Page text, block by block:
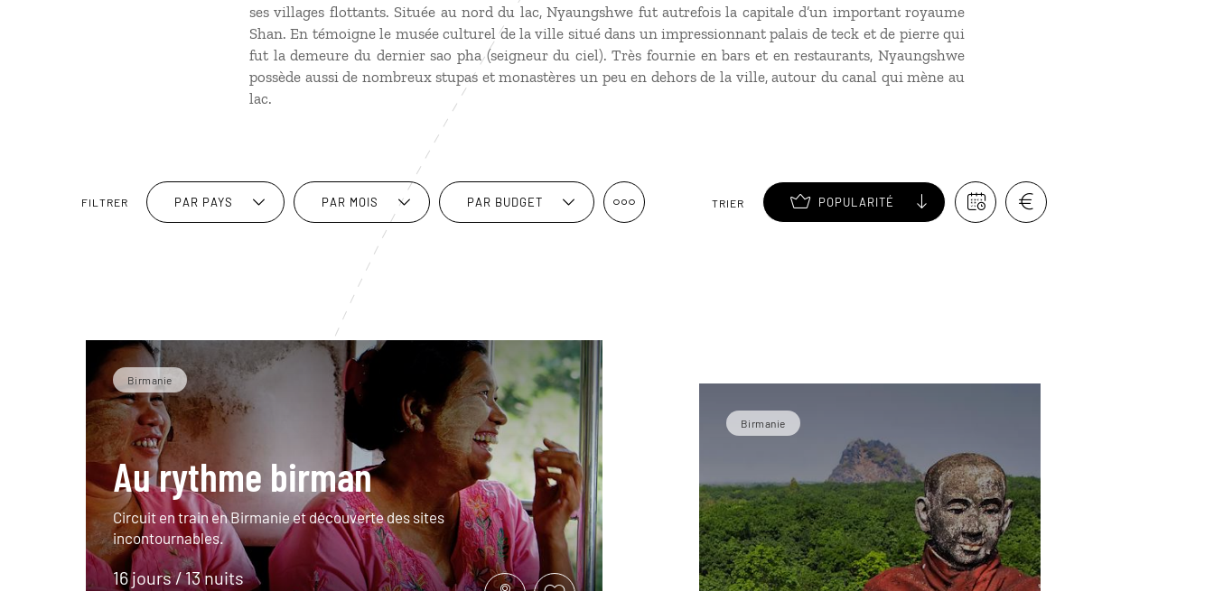
ses villages flottants. Située au nord du lac, Nyaungshwe fut autrefois la capitale d’un important royaume
Shan. En témoigne le musée culturel de la ville situé dans un impressionnant palais de teck et de pierre qui
fut la demeure du dernier sao pha (seigneur du ciel). Très fournie en bars et en restaurants, Nyaungshwe
possède aussi de nombreux stupas et monastères un peu en dehors de la ville, autour du canal qui mène au
lac.
FILTRER PAR PAYS PAR MOIS PAR BUDGET TRIER POPULARITÉ
Birmanie
Au rythme birman
Circuit en train en Birmanie et découverte des sites
incontournables.
16 jours / 13 nuits
Birmanie